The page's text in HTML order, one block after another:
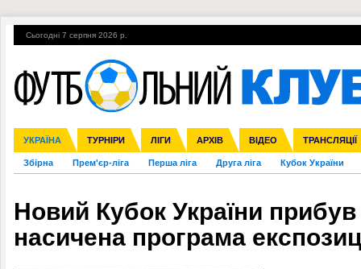
Сьогодні 7 серпня 2026 р.
УКРАЇНА ТУРНІРИ ЛІГИ АРХІВ ВІДЕО ТРАНСЛЯЦІЇ
Збірна Прем'єр-ліга Перша ліга Друга ліга Кубок України
Ліга чемпіонів Ліга Європи Міжнародні Ліга націй Ліга
Англія Іспанія Італія Німеччина Франція Інші
ЧС-2014 ЄВРО-2016 Росія Кубок конфедерацій ЧЄ-2015 (U-
Гарячі теми УПЛ, 1-й тур ВІЙНА УПЛ-ПЕРЕХОДИ
Новий Кубок України
насичена програма